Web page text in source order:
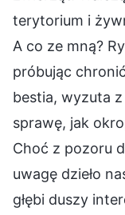
terytorium i
A co ze mną?
próbując
bestia, wyzuta z
sprawę, jak
Choć z pozoru
uwagę dzieło
głębi duszy